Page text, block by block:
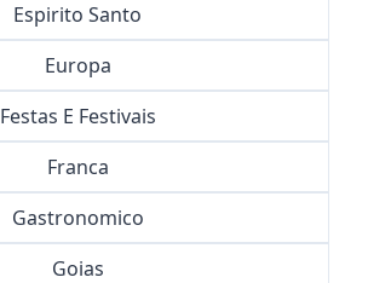
Espirito Santo
Europa
Festas E Festivais
Franca
Gastronomico
Goias